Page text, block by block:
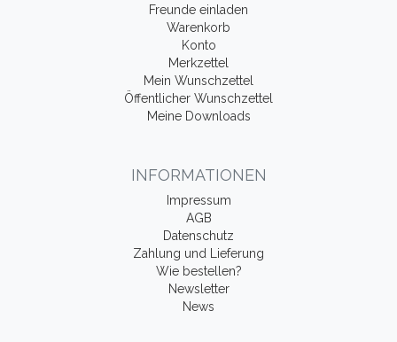
Freunde einladen
Warenkorb
Konto
Merkzettel
Mein Wunschzettel
Öffentlicher Wunschzettel
Meine Downloads
INFORMATIONEN
Impressum
AGB
Datenschutz
Zahlung und Lieferung
Wie bestellen?
Newsletter
News